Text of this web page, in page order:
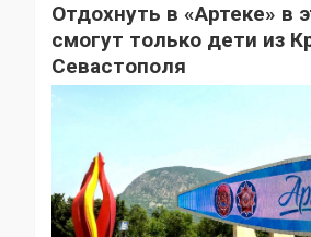
Отдохнуть в «Артеке» в
смогут только дети из
Севастополя